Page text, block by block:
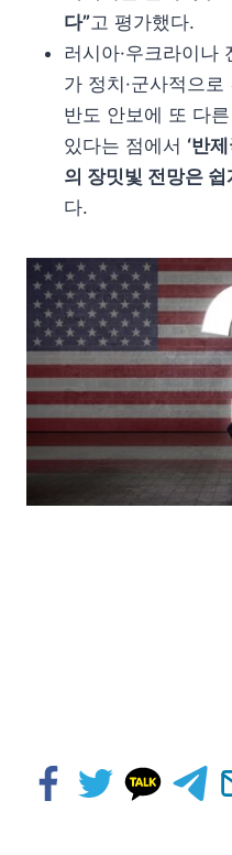
다”고 평가했다.
러시아·우크라이나
가 정치·군사적으
반도 안보에 또 다
있다는 점에서 ‘반
의 장밋빛 전망은
다.